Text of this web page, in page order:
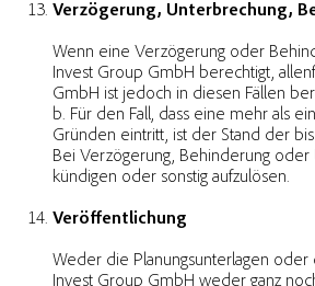
Verzögerung, Unterbrechung,
Wenn eine Verzögerung oder
Invest Group GmbH berechtigt,
GmbH ist jedoch in diesen Fällen
b. Für den Fall, dass eine mehr als
Gründen eintritt, ist der Stand der
Bei Verzögerung, Behinderung
kündigen oder sonstig aufzulösen.
Veröffentlichung
Weder die Planungsunterlagen
Invest Group GmbH weder ganz